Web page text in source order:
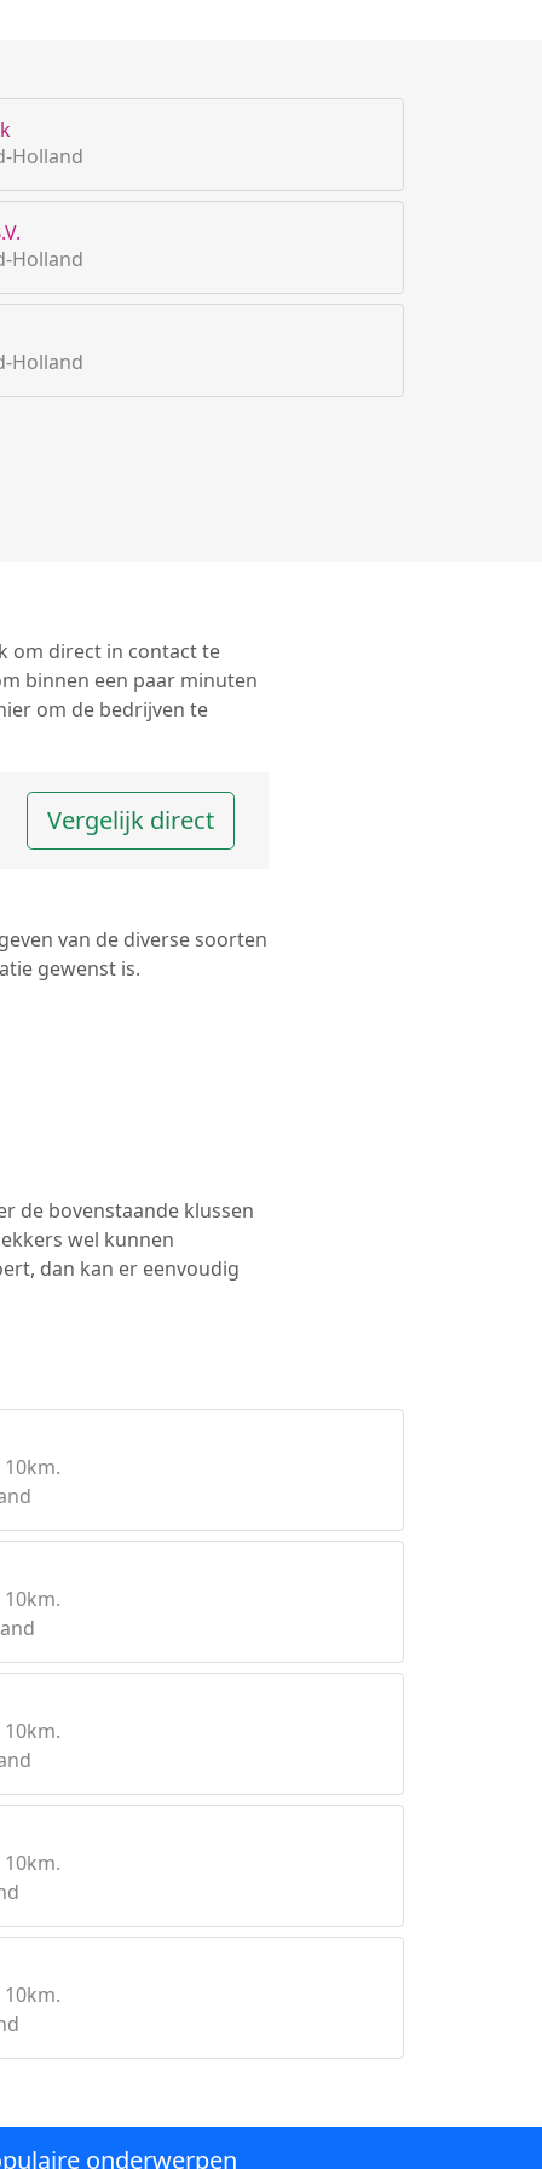
Holland
Holland
Holland
om direct in contact te
binnen een paar minuten
om de bedrijven te
Vergelijk direct
van de diverse soorten
gewenst is.
de bovenstaande klussen
wel kunnen
dan kan er eenvoudig
onderwerpen